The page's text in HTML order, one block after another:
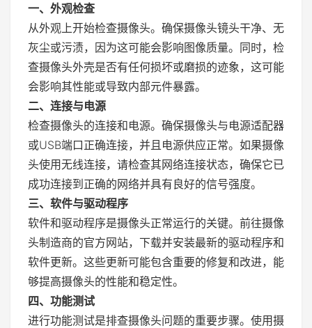
一、外观检查
从外观上开始检查摄像头。确保摄像头镜头干净、无
灰尘或污渍，因为这可能会影响图像质量。同时，检
查摄像头外壳是否有任何损坏或磨损的迹象，这可能
会影响其性能或导致内部元件暴露。
二、连接与电源
检查摄像头的连接和电源。确保摄像头与电源适配器
或USB端口正确连接，并且电源供应正常。如果摄像
头使用无线连接，请检查其网络连接状态，确保它已
成功连接到正确的网络并具有良好的信号强度。
三、软件与驱动程序
软件和驱动程序是摄像头正常运行的关键。前往摄像
头制造商的官方网站，下载并安装最新的驱动程序和
软件更新。这些更新可能包含重要的修复和改进，能
够提高摄像头的性能和稳定性。
四、功能测试
进行功能测试是排查摄像头问题的重要步骤。使用摄